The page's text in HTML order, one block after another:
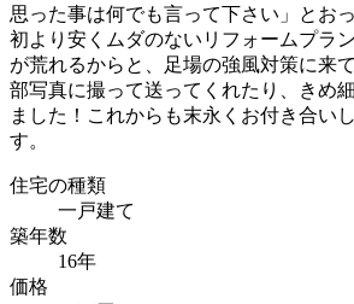
思った事は何でも言って下さい」とお
初より安くムダのないリフォームプラ
が荒れるからと、足場の強風対策に来
部写真に撮って送ってくれたり、きめ
ました！これからも末永くお付き合い
す。
住宅の種類
一戸建て
築年数
16年
価格